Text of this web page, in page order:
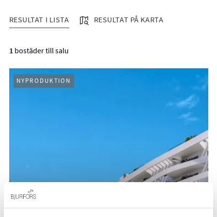
RESULTAT I LISTA RESULTAT PÅ KARTA
1 bostäder till salu
NYPRODUKTION